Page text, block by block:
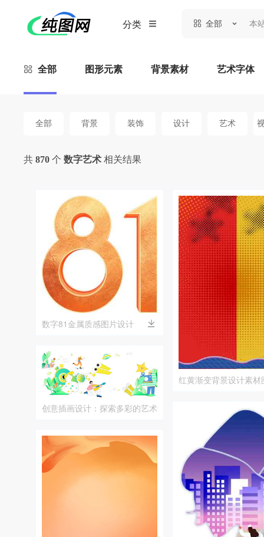
分类 全部
全部 图形元素 背景素材 艺术字体
全部 背景 装饰 设计 艺术
共 870 个 数字艺术 相关结果
数字81金属质感图片设计
创意插画设计：探索多彩的艺术
红黄渐变背景设计素材